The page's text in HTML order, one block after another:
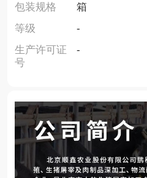
包装规格
箱
等级
-
生产许可证
号
-